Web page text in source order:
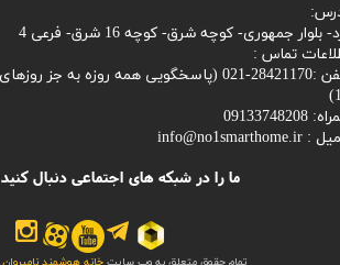
تمام حقوق متعلق به وب سایت خانه هوشمند نامبروان
بلوار جمهوری- کوچه شرق- کوچه 16 شرق- فرعی 4
تماس :
021 (
09133748208
:
info@no1smarthome.ir
ما را در شبکه های اجتماعی دنبال کنید